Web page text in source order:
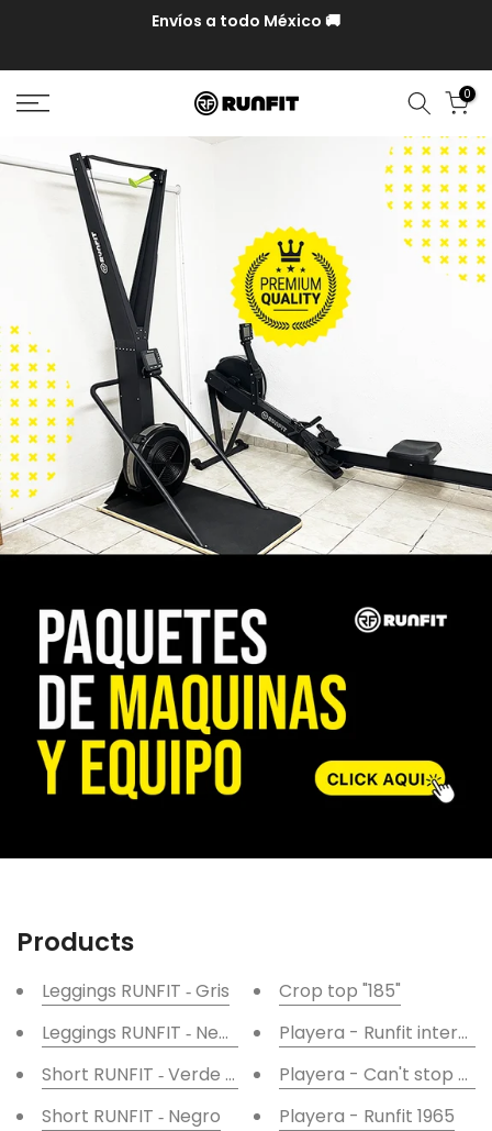
Hasta 12 MSI en compras mayores a $10,000 con MP y
0
Products
Leggings RUNFIT ‑ Gris
Leggings RUNFIT ‑ Negro
Short RUNFIT ‑ Verde militar
Short RUNFIT ‑ Negro
Crop top "185"
Playera - Runfit
Playera - Can't stop me
Playera - Runfit 1965